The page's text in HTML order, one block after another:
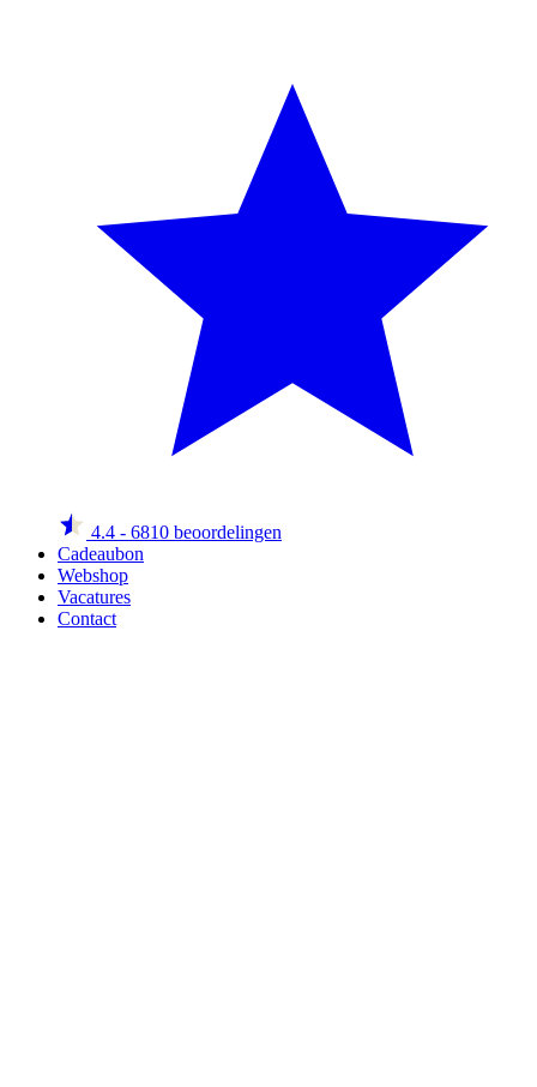
4.4 - 6810 beoordelingen
Cadeaubon
Webshop
Vacatures
Contact